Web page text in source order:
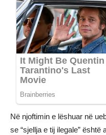
Në njoftimin e lëshuar në
se “sjellja e tij ilegale”